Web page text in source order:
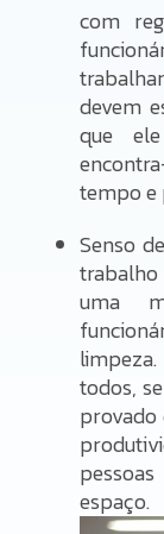
com
devem
que
tempo e
Senso
trabalho
uma
todos,
provado
espaço.